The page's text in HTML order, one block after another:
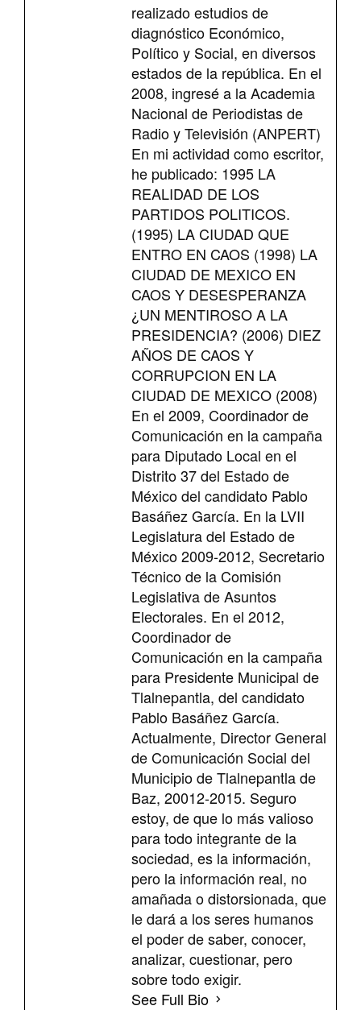
realizado estudios de
diagnóstico Económico,
Político y Social, en diversos
estados de la república. En el
2008, ingresé a la Academia
Nacional de Periodistas de
Radio y Televisión (ANPERT)
En mi actividad como escritor,
he publicado: 1995 LA
REALIDAD DE LOS
PARTIDOS POLITICOS.
(1995) LA CIUDAD QUE
ENTRO EN CAOS (1998) LA
CIUDAD DE MEXICO EN
CAOS Y DESESPERANZA
¿UN MENTIROSO A LA
PRESIDENCIA? (2006) DIEZ
AÑOS DE CAOS Y
CORRUPCION EN LA
CIUDAD DE MEXICO (2008)
En el 2009, Coordinador de
Comunicación en la campaña
para Diputado Local en el
Distrito 37 del Estado de
México del candidato Pablo
Basáñez García. En la LVII
Legislatura del Estado de
México 2009-2012, Secretario
Técnico de la Comisión
Legislativa de Asuntos
Electorales. En el 2012,
Coordinador de
Comunicación en la campaña
para Presidente Municipal de
Tlalnepantla, del candidato
Pablo Basáñez García.
Actualmente, Director General
de Comunicación Social del
Municipio de Tlalnepantla de
Baz, 20012-2015. Seguro
estoy, de que lo más valioso
para todo integrante de la
sociedad, es la información,
pero la información real, no
amañada o distorsionada, que
le dará a los seres humanos
el poder de saber, conocer,
analizar, cuestionar, pero
sobre todo exigir.
See Full Bio